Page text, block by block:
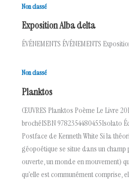
Non classé
Exposition Alba delta
ÉVÉNEMENTS ÉVÉNEMENTS
Non classé
Planktos
ŒUVRES Planktos Poème Le Livre
brochéISBN 9782354480455Isolato
Postface de Kenneth White Si la
géopoétique se situe dans un
ouverte, un monde en mouvement)
qu’elle est communément comprise,